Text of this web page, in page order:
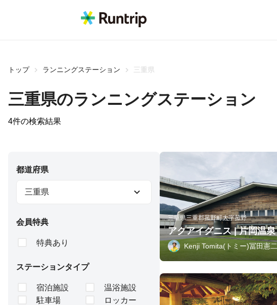
トップ ランニングステーション 三重県
三重県のランニングステーション
4件の検索結果
都道府県
三重県
会員特典
特典あり
ステーションタイプ
宿泊施設
温浴施設
駐車場
ロッカー
三重県三重郡菰野町大字菰野
アクアイグニス | 片岡温泉
Kenji Tomita(トミー)冨田憲二